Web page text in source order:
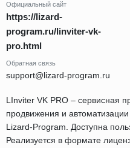
Официальный сайт
https://lizard-
program.ru/linviter-vk-
pro.html
Обратная связь
support@lizard-program.ru
LInviter VK PRO – сервисная
продвижения и
Lizard-Program. Доступна
Реализуется в формате